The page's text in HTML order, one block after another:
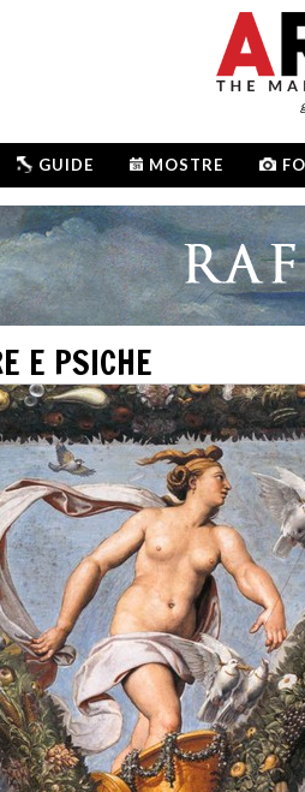
GUIDE MOSTRE
E PSICHE